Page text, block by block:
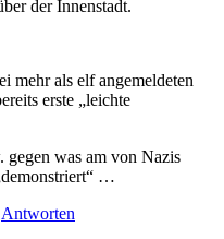
der Innenstadt.
mehr als elf angemeldeten
erste „leichte
gegen was am von Nazis
…
Antworten